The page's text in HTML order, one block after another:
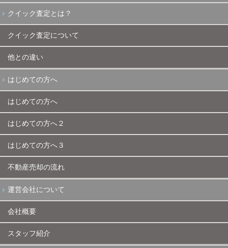
クイック査定とは？
クイック査定について
他との違い
はじめての方へ
はじめての方へ
はじめての方へ２
はじめての方へ３
不動産売却の流れ
運営会社について
会社概要
スタッフ紹介